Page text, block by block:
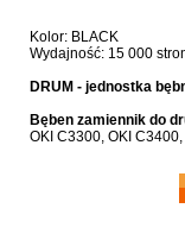
Kolor: BLACK
Wydajność: 15 000
DRUM - jednostka
Bęben zamiennik do
OKI C3300, OKI